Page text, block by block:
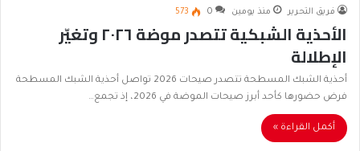
فريق التحرير منذ يومين 0
573
الأحذية الشبكية تتصدر موضة ٢٠٢٦ وتغيّر
الإطلالة
أحذية الشبك المسطحة تتصدر صيحات 2026 تواصل أحذية الشبك المسطحة
فرض حضورها كأحد أبرز صيحات الموضة في 2026، إذ تجمع…
أكمل القراءة »